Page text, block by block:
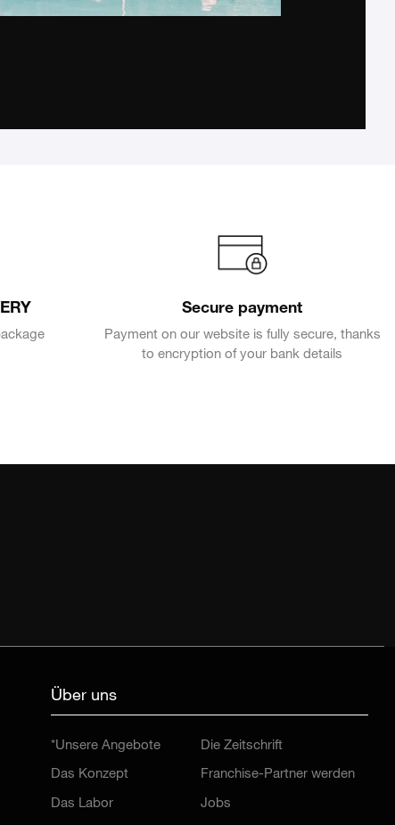
Secure payment
Payment on our website is fully secure, thanks
to encryption of your bank details
Über uns
*Unsere Angebote
Das Konzept
Das Labor
Die Zeitschrift
Franchise-Partner werden
Jobs